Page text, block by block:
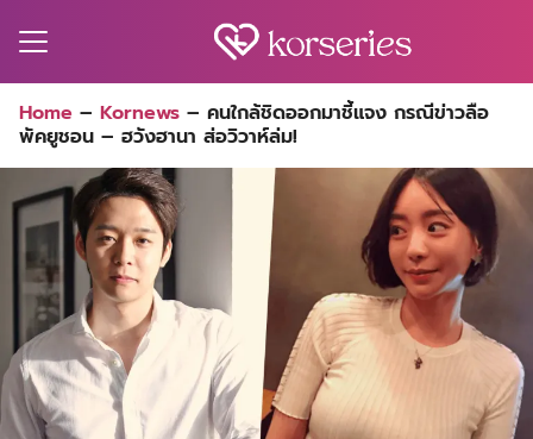
for:
Home – Kornews – คนใกล้ชิดออกมาชี้แจง กรณีข่าวลือ
พัคยูชอน – ฮวังฮานา ส่อวิวาห์ล่ม!